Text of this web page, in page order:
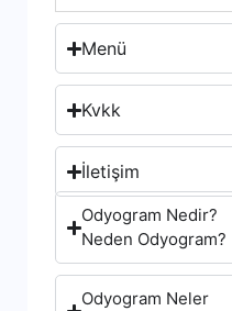
Menü
Kvkk
İletişim
Odyogram Nedir?
Neden Odyogram?
Odyogram Neler